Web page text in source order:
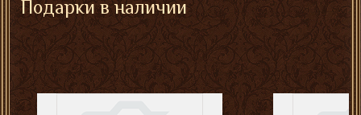
Подарки в наличии